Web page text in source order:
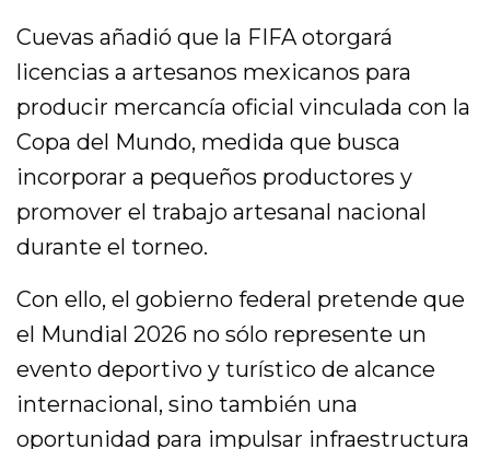
Cuevas añadió que la FIFA otorgará
licencias a artesanos mexicanos para
producir mercancía oficial vinculada con la
Copa del Mundo, medida que busca
incorporar a pequeños productores y
promover el trabajo artesanal nacional
durante el torneo.
Con ello, el gobierno federal pretende que
el Mundial 2026 no sólo represente un
evento deportivo y turístico de alcance
internacional, sino también una
oportunidad para impulsar infraestructura